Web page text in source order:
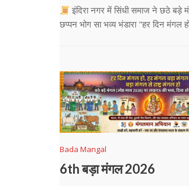
इंदिरा नगर में सिंधी समाज ने छठे बड़े
छप्पन भोग सा भव्य भंडारा "हर दिन मंगल
Bada Mangal
6th बड़ा मंगल 2026